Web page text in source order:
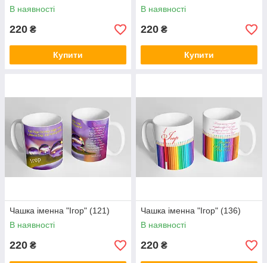
В наявності
220 ₴
Купити
В наявності
220 ₴
Купити
Чашка іменна "Ігор" (121)
В наявності
220 ₴
Чашка іменна "Ігор" (136)
В наявності
220 ₴